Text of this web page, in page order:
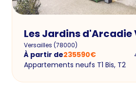
Les Jardins d'Arcadie
Versailles (78000)
À partir de235590€
Appartements neufs T1 Bis, T2